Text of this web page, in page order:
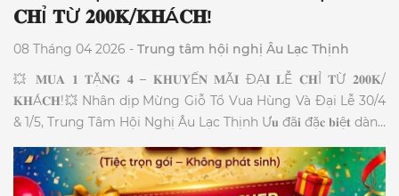
𝐂𝐇Ỉ 𝐓Ừ 𝟐𝟎𝟎𝐊/𝐊𝐇Á𝐂𝐇!
08 Tháng 04 2026 - Trung tâm hội nghị Âu Lạc Thịnh
💥 𝐌𝐔𝐀 𝟏 𝐓Ặ𝐍𝐆 𝟒 – 𝐊𝐇𝐔𝐘Ế𝐍 𝐌Ã𝐈 ĐẠ𝐈 𝐋Ễ 𝐂𝐇Ỉ 𝐓Ừ 𝟐𝟎𝟎𝐊/
𝐊𝐇Á𝐂𝐇!💥 Nhân dịp Mừng Giỗ Tổ Vua Hùng Và Đại Lễ 30/4
& 1/5, Trung Tâm Hội Nghị Âu Lạc Thịnh Ư𝐮 đã𝐢 đặ𝐜 𝐛𝐢ệ𝐭 dành
riêng cho các cơ quan, hội nhóm. 1️⃣ 𝐓Ặ𝐍𝐆 𝐌Ó𝐍 khai vị: Gỏi
Xoài Cá Cơm đậm đà. 2️⃣ 𝐌𝐈Ễ𝐍 𝐏𝐇Í Hệ thống âm thanh, ánh
sáng chuyên nghiệp (Trị giá 2.000.000đ). 3️⃣ 𝐌𝐈Ễ𝐍 𝐏𝐇Í